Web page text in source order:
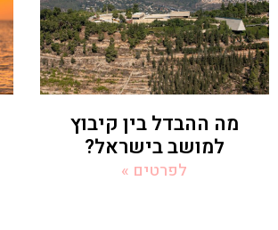
מה ההבדל בין קיבוץ
למושב בישראל?
לפרטים »